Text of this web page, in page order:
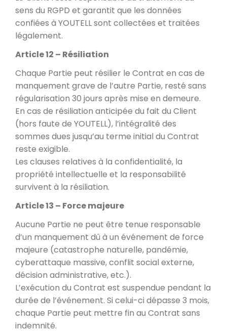
sens du RGPD et garantit que les données
confiées à YOUTELL sont collectées et traitées
légalement.
Article 12 – Résiliation
Chaque Partie peut résilier le Contrat en cas de
manquement grave de l’autre Partie, resté sans
régularisation 30 jours après mise en demeure.
En cas de résiliation anticipée du fait du Client
(hors faute de YOUTELL), l’intégralité des
sommes dues jusqu’au terme initial du Contrat
reste exigible.
Les clauses relatives à la confidentialité, la
propriété intellectuelle et la responsabilité
survivent à la résiliation.
Article 13 – Force majeure
Aucune Partie ne peut être tenue responsable
d’un manquement dû à un événement de force
majeure (catastrophe naturelle, pandémie,
cyberattaque massive, conflit social externe,
décision administrative, etc.).
L’exécution du Contrat est suspendue pendant la
durée de l’événement. Si celui-ci dépasse 3 mois,
chaque Partie peut mettre fin au Contrat sans
indemnité.